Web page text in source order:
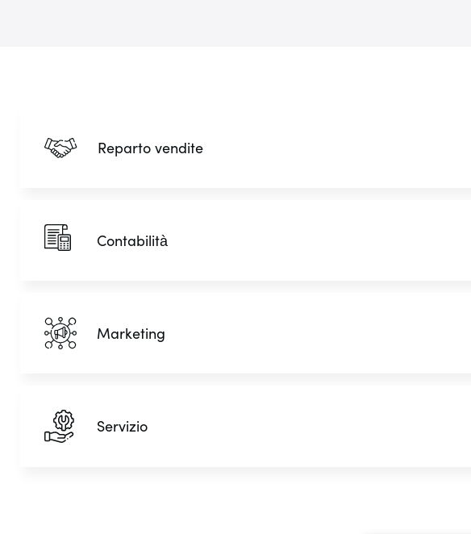
Reparto vendite
Contabilità
Marketing
Servizio